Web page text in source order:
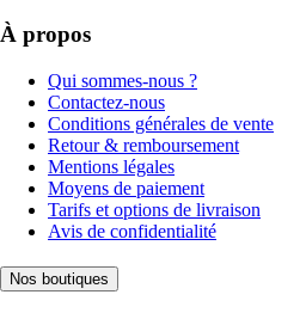
À propos
Qui sommes-nous ?
Contactez-nous
Conditions générales de vente
Retour & remboursement
Mentions légales
Moyens de paiement
Tarifs et options de livraison
Avis de confidentialité
Nos boutiques